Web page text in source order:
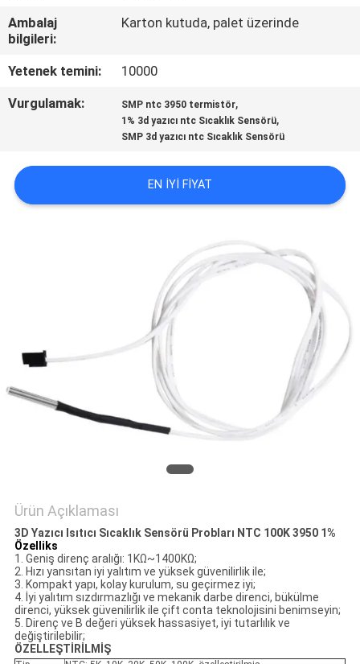
BIZIMLE
ILETIŞIME
BIR
SITE
HARITASI
Ambalaj
bilgileri:
Karton kutuda, palet üzerinde
Yetenek temini:
10000
Vurgulamak:
SMP ntc 3950 termistör,
1% 3d yazıcı ntc Sıcaklık Sensörü,
SMP 3d yazıcı ntc Sıcaklık Sensörü
EN IYI FIYAT
Ürün Açıklaması
3D Yazıcı Isıtıcı Sıcaklık Sensörü Probları NTC 100K 3950 1%
Özelliks
1. Geniş direnç aralığı: 1KΩ~1400KΩ;
2. Hızı yansıtan iyi yalıtım ve yüksek güvenilirlik ile;
3. Kompakt yapı, kolay kurulum, su geçirmez iyi;
4. İyi yalıtım sızdırmazlığı ve mekanik darbe direnci, bükülme
direnci, yüksek güvenilirlik ile çift conta teknolojisini benimseyin;
5. Direnç ve B değeri yüksek hassasiyet, iyi tutarlılık ve
değiştirilebilir;
ÖZELLEŞTİRİLMİŞ